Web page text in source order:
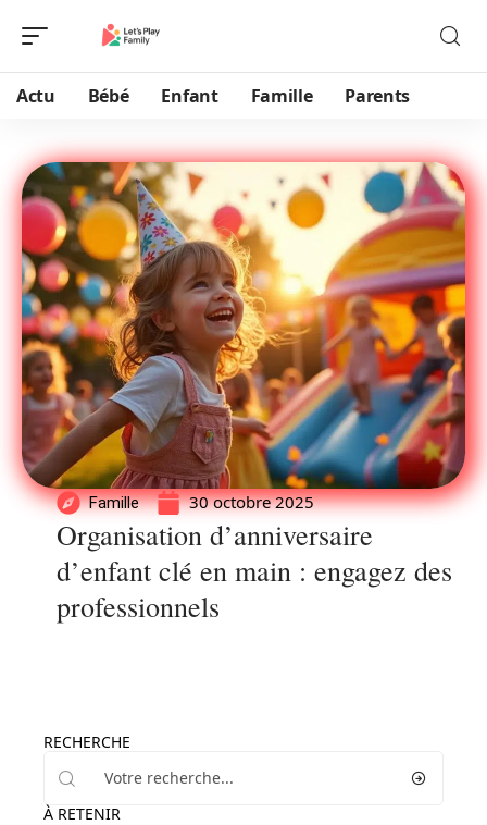
Actu Bébé Enfant Famille Parents
Famille 30 octobre 2025
Organisation d’anniversaire
d’enfant clé en main : engagez des
professionnels
RECHERCHE
À RETENIR